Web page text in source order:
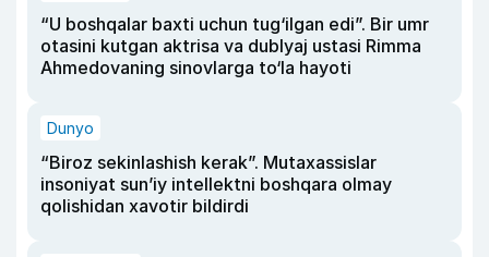
“U boshqalar baxti uchun tug‘ilgan edi”. Bir umr
otasini kutgan aktrisa va dublyaj ustasi Rimma
Ahmedovaning sinovlarga to‘la hayoti
Dunyo
“Biroz sekinlashish kerak”. Mutaxassislar
insoniyat sun’iy intellektni boshqara olmay
qolishidan xavotir bildirdi